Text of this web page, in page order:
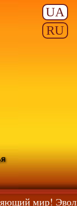
UA
RU
мир!